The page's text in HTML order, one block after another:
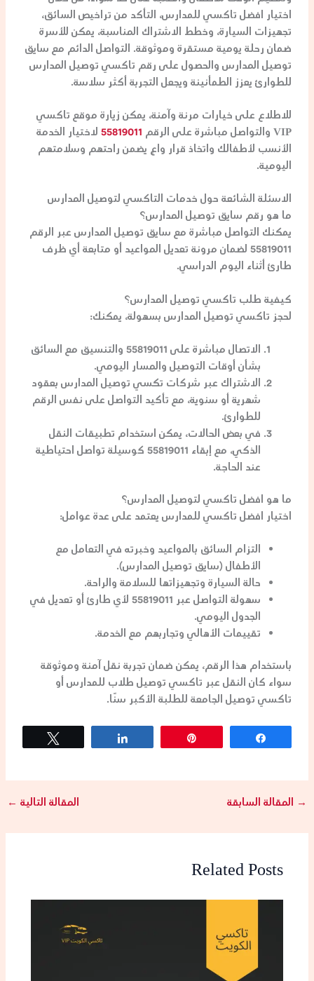
اختيار افضل تاكسي للمدارس، التأكد من تراخيص السائق،
تجهيزات السيارة، وخطط الاشتراك المناسبة، يمكن للأسرة
ضمان رحلة يومية مستقرة وموثوقة. التواصل الدائم مع سايق
توصيل المدارسوالحصول على رقم تاكسي توصيل المدارس
للطوارئ يعزز الطمأنينة ويجعل التجربة أكثر سلاسة.
للاطلاع على خيارات مرنة وآمنة، يمكن زيارة موقع تاكسي
VIPوالتواصل مباشرة على الرقم 55819011 لاختيار الخدمة
الأنسب لأطفالك واتخاذ قرار واعٍ يضمن راحتهم وسلامتهم
اليومية.
الاسئلة الشائعة حول خدمات التاكسي لتوصيل المدارس
ما هو رقم سايق توصيل المدارس؟
يمكنك التواصل مباشرة مع سايق توصيل المدارسعبر الرقم
55819011لضمان مرونة تعديل المواعيد أو متابعة أي ظرف
طارئ أثناء اليوم الدراسي.
كيفية طلب تاكسي توصيل المدارس؟
لحجز تاكسي توصيل المدارسبسهولة، يمكنك:
الاتصال مباشرة على 55819011والتنسيق مع السائق
بشأن أوقات التوصيل والمسار اليومي.
الاشتراك عبر شركات تكسي توصيل المدارسبعقود
شهرية أو سنوية، مع تأكيد التواصل على نفس الرقم
للطوارئ.
في بعض الحالات، يمكن استخدام تطبيقات النقل
الذكي، مع إبقاء 55819011كوسيلة تواصل احتياطية
عند الحاجة.
ما هو افضل تاكسي لتوصيل المدارس؟
اختيار افضل تاكسي للمدارسيعتمد على عدة عوامل:
التزام السائق بالمواعيد وخبرته في التعامل مع
الأطفال (سايق توصيل المدارس).
حالة السيارة وتجهيزاتها للسلامة والراحة.
سهولة التواصل عبر 55819011لأي طارئ أو تعديل في
الجدول اليومي.
تقييمات الأهالي وتجاربهم مع الخدمة.
باستخدام هذا الرقم، يمكن ضمان تجربة نقل آمنة وموثوقة
سواء كان النقل عبر تاكسي توصيل طلاب للمدارس أو
تاكسي توصيل الجامعةللطلبة الأكبر سنًا.
→ المقالة السابقة المقالة التالية ←
Related Posts